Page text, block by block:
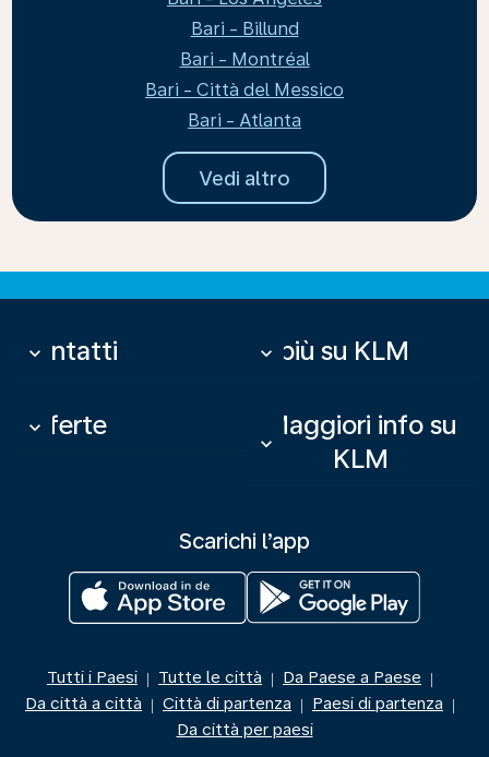
Bari - Billund
Bari - Montréal
Bari - Città del Messico
Bari - Atlanta
Vedi altro
Contatti
keyboard_arrow_down Di più su KLM
keyboard_arrow_down
Offerte
keyboard_arrow_down
Maggiori info su
KLM
keyboard_arrow_down
Scarichi l’app
Tutti i Paesi | Tutte le città | Da Paese a Paese |
Da città a città | Città di partenza | Paesi di partenza |
Da città per paesi